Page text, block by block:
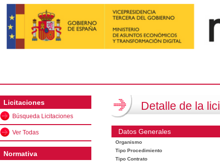
Licitaciones
Búsqueda Licitaciones
Ver Todas
Normativa
Detalle de la
Datos Generales
Organismo
Tipo Procedimiento
Tipo Contrato